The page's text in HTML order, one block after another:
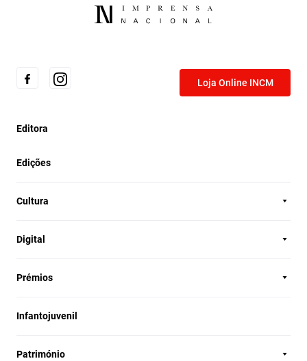
Loja Online INCM
Editora
Edições
Cultura
Digital
Prémios
Infantojuvenil
Património